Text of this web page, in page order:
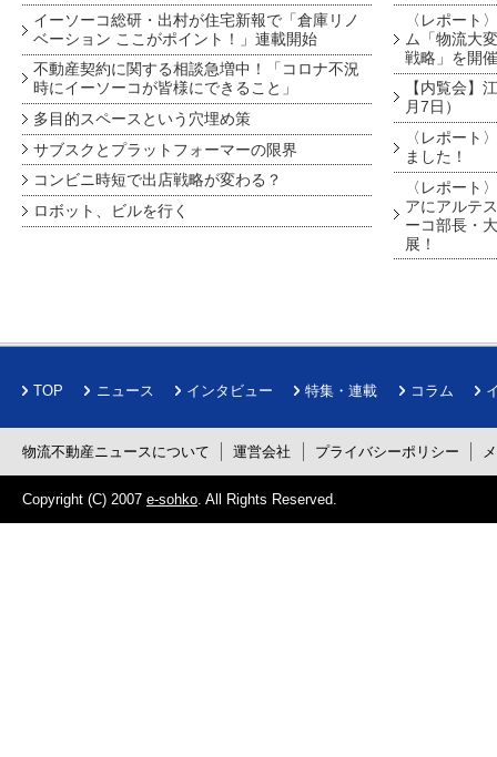
イーソーコ総研・出村が住宅新報で「倉庫リノ
ベーション ここがポイント！」連載開始
不動産契約に関する相談急増中！「コロナ不況
時にイーソーコが皆様にできること」
多目的スペースという穴埋め策
サブスクとプラットフォーマーの限界
コンビニ時短で出店戦略が変わる？
ロボット、ビルを行く
〈レポート
ム「物流大
戦略」を開
【内覧会】
月7日）
〈レポート
ました！
〈レポート
アにアルテ
ーコ部長・
展！
TOP ニュース インタビュー 特集・連載 コラム
物流不動産ニュースについて 運営会社 プライバシーポリシー
Copyright (C) 2007 e-sohko . All Rights Reserved.